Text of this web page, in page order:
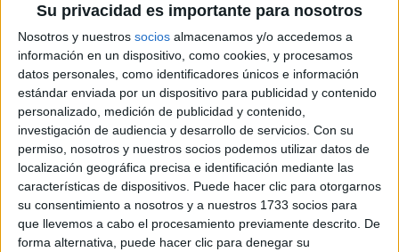
Su privacidad es importante para nosotros
Nosotros y nuestros socios almacenamos y/o accedemos a
información en un dispositivo, como cookies, y procesamos
datos personales, como identificadores únicos e información
estándar enviada por un dispositivo para publicidad y contenido
personalizado, medición de publicidad y contenido,
investigación de audiencia y desarrollo de servicios. Con su
permiso, nosotros y nuestros socios podemos utilizar datos de
localización geográfica precisa e identificación mediante las
características de dispositivos. Puede hacer clic para otorgarnos
su consentimiento a nosotros y a nuestros 1733 socios para
que llevemos a cabo el procesamiento previamente descrito. De
forma alternativa, puede hacer clic para denegar su